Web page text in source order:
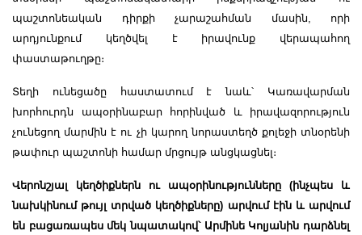
պաշտոնեական դիրքի չարաշահման մասին, որի
արդյունքում կեղծվել է իրավունք վերապահող
փաստաթուղթը։
Տեղի ունեցածը հաստատում է նաև՝ Կառավարման
խորհուրդն ապօրինաբար հորինված և իրավազորություն
չունեցող մարմին է ու չի կարող նորաստեղծ քոլեջի տնօրենի
թափուր պաշտոնի համար մրցույթ անցկացնել։
Վերոնշյալ կեղծիքներն ու ապօրինությունները (ինչպես և
նախկինում թույլ տրված կեղծիքները) արվում էին և արվում
են բացառապես մեկ նպատակով՝ Արմինե Կոլյանին դարձնել